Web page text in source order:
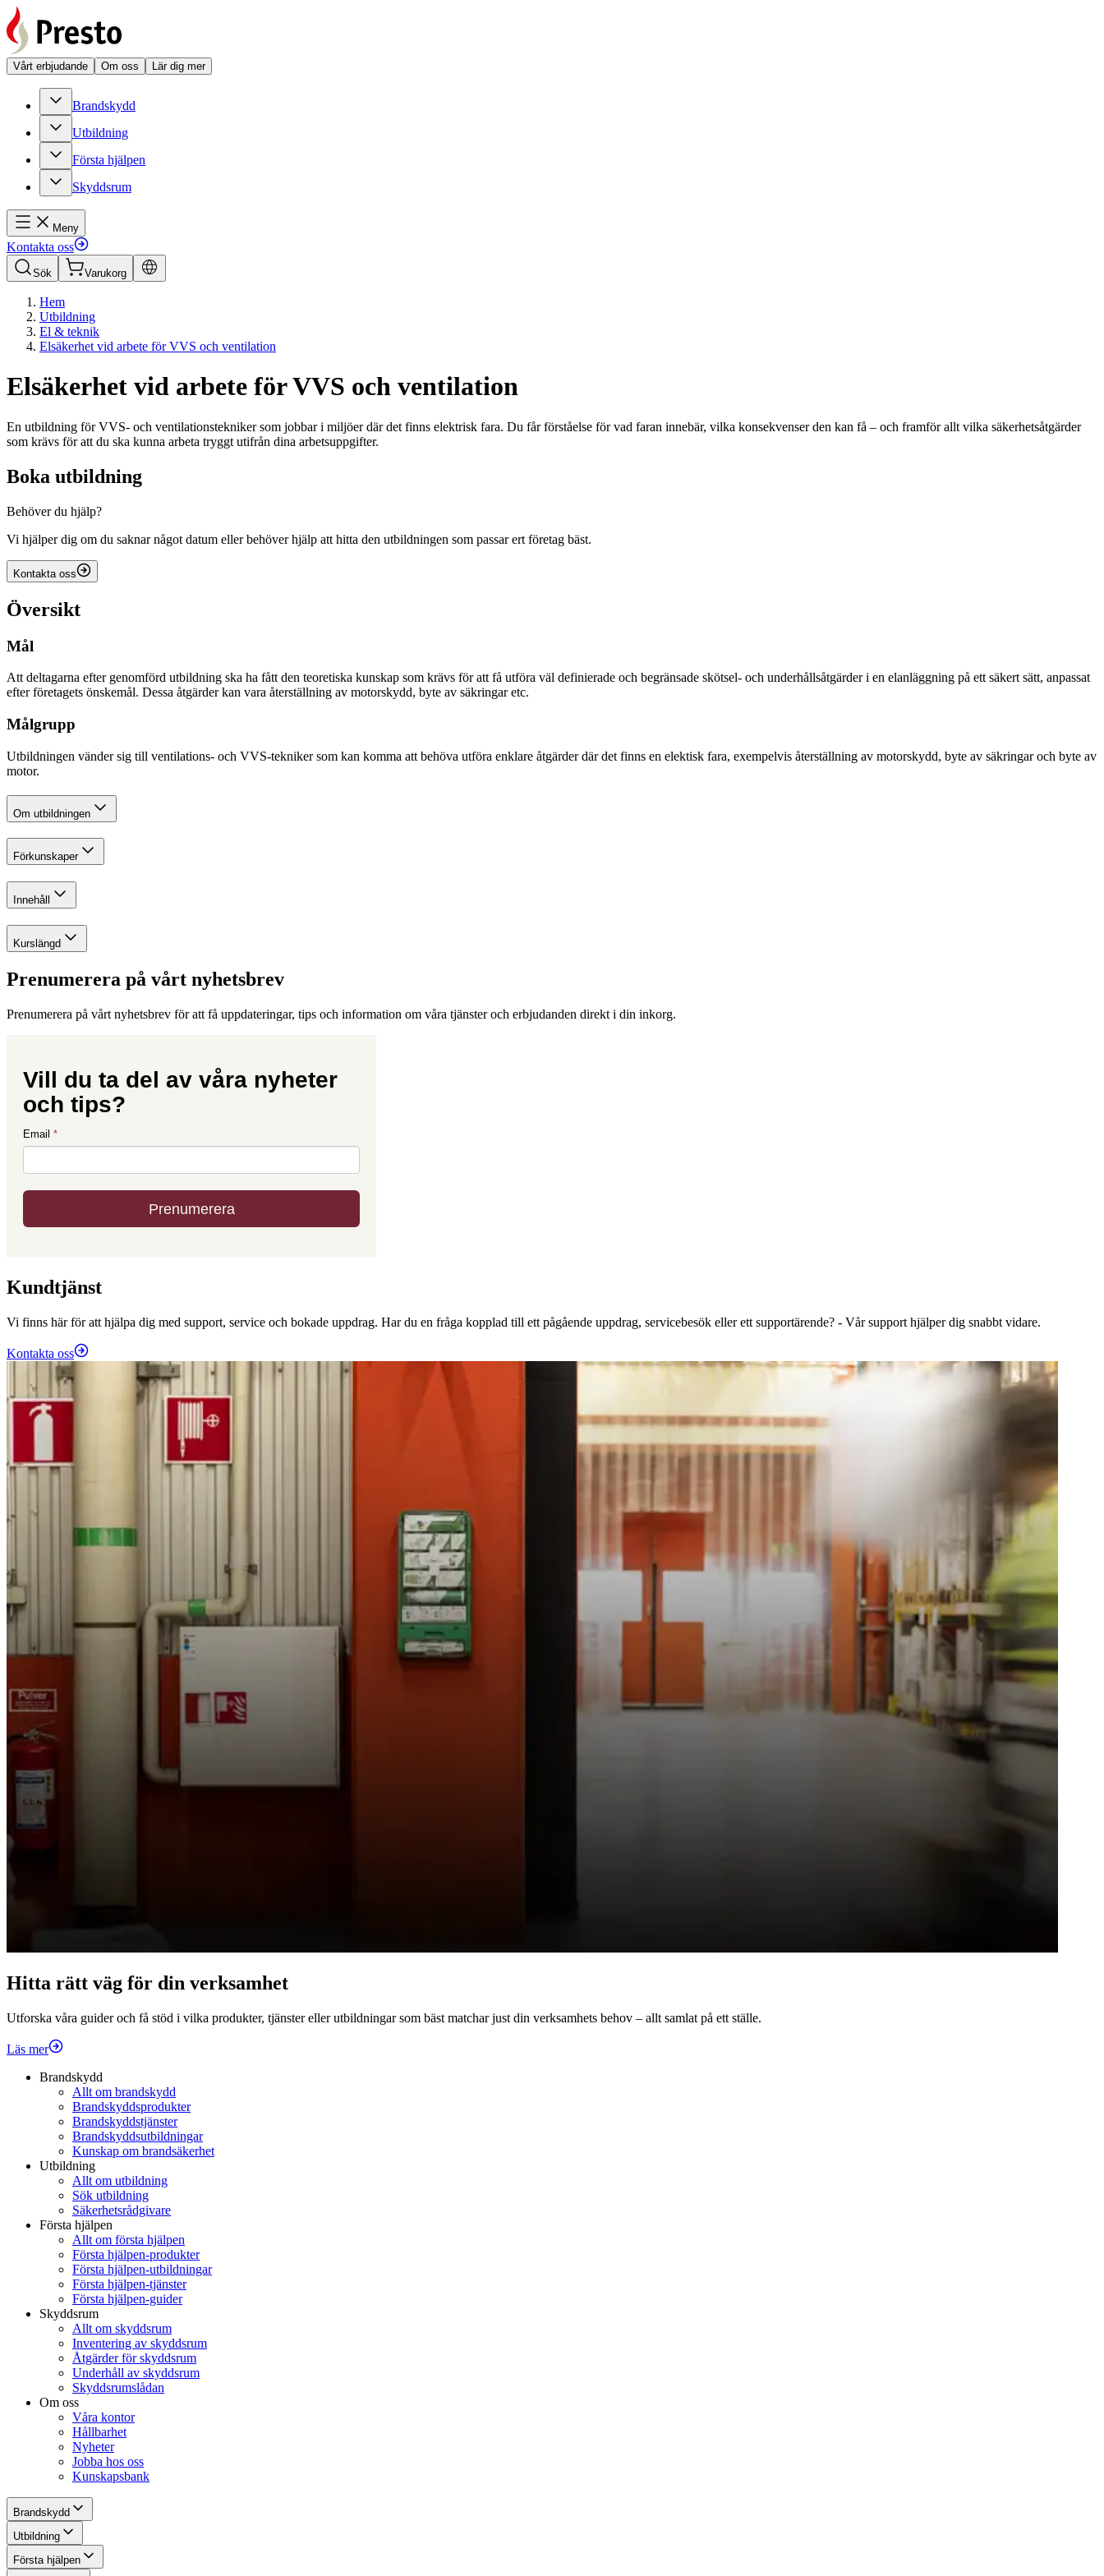
Vårt erbjudande Om oss Lär dig mer
Brandskydd
Utbildning
Första hjälpen
Skyddsrum
Meny
Kontakta oss
Sök Varukorg
Hem
Utbildning
El & teknik
Elsäkerhet vid arbete för VVS och ventilation
Elsäkerhet vid arbete för VVS och ventilation
En utbildning för VVS- och ventilationstekniker som jobbar i miljöer där det finns elektrisk fara. Du får förståelse för vad faran innebär, vilka konsekvenser den kan få – och framför allt vilka säkerhetsåtgärder
som krävs för att du ska kunna arbeta tryggt utifrån dina arbetsuppgifter.
Boka utbildning
Behöver du hjälp?
Vi hjälper dig om du saknar något datum eller behöver hjälp att hitta den utbildningen som passar ert företag bäst.
Kontakta oss
Översikt
Mål
Att deltagarna efter genomförd utbildning ska ha fått den teoretiska kunskap som krävs för att få utföra väl definierade och begränsade skötsel- och underhållsåtgärder i en elanläggning på ett säkert sätt, anpassat
efter företagets önskemål. Dessa åtgärder kan vara återställning av motorskydd, byte av säkringar etc.
Målgrupp
Utbildningen vänder sig till ventilations- och VVS-tekniker som kan komma att behöva utföra enklare åtgärder där det finns en elektisk fara, exempelvis återställning av motorskydd, byte av säkringar och byte av
motor.
Om utbildningen
Förkunskaper
Innehåll
Kurslängd
Prenumerera på vårt nyhetsbrev
Prenumerera på vårt nyhetsbrev för att få uppdateringar, tips och information om våra tjänster och erbjudanden direkt i din inkorg.
Kundtjänst
Vi finns här för att hjälpa dig med support, service och bokade uppdrag. Har du en fråga kopplad till ett pågående uppdrag, servicebesök eller ett supportärende? - Vår support hjälper dig snabbt vidare.
Kontakta oss
Hitta rätt väg för din verksamhet
Utforska våra guider och få stöd i vilka produkter, tjänster eller utbildningar som bäst matchar just din verksamhets behov – allt samlat på ett ställe.
Läs mer
Brandskydd
Allt om brandskydd
Brandskyddsprodukter
Brandskyddstjänster
Brandskyddsutbildningar
Kunskap om brandsäkerhet
Utbildning
Allt om utbildning
Sök utbildning
Säkerhetsrådgivare
Första hjälpen
Allt om första hjälpen
Första hjälpen-produkter
Första hjälpen-utbildningar
Första hjälpen-tjänster
Första hjälpen-guider
Skyddsrum
Allt om skyddsrum
Inventering av skyddsrum
Åtgärder för skyddsrum
Underhåll av skyddsrum
Skyddsrumslådan
Om oss
Våra kontor
Hållbarhet
Nyheter
Jobba hos oss
Kunskapsbank
Brandskydd
Utbildning
Första hjälpen